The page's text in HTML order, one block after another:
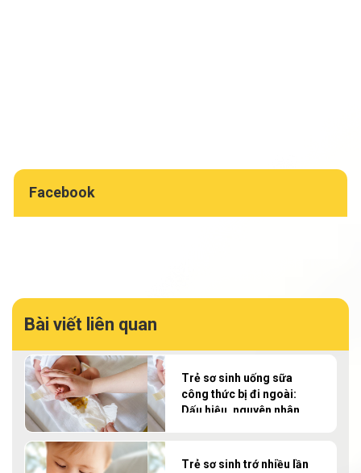
Facebook
Bài viết liên quan
Trẻ sơ sinh uống sữa
công thức bị đi ngoài:
Dấu hiệu, nguyên nhân
Trẻ sơ sinh trớ nhiều lần